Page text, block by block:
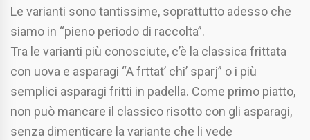
Le varianti sono tantissime, soprattutto adesso che
siamo in “pieno periodo di raccolta”.
Tra le varianti più conosciute, c’è la classica frittata
con uova e asparagi “A frttat’ chi’ sparj” o i più
semplici asparagi fritti in padella. Come primo piatto,
non può mancare il classico risotto con gli asparagi,
senza dimenticare la variante che li vede